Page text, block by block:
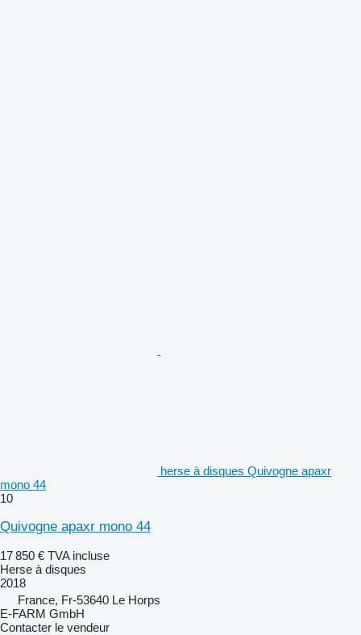
herse à disques Quivogne apaxr
mono 44
10
Quivogne apaxr mono 44
17 850 € TVA incluse
Herse à disques
2018
France, Fr-53640 Le Horps
E-FARM GmbH
Contacter le vendeur